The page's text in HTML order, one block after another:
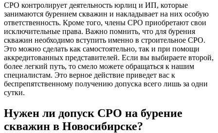
СРО контролирует деятельность юрлиц и ИП, которые
занимаются бурением скважин и накладывает на них особую
ответственность. Кроме того, члены СРО приобретают свои
исключительные права. Важно помнить, что для бурения
скважин необходимо вступить именно в строительное СРО.
Это можно сделать как самостоятельно, так и при помощи
аккредитованных представителей. Если вы выбираете второй,
более легкий путь, то смело можете обращаться к нашим
специалистам. Это верное действие приведет вас к
беспрепятственному получению допуска всего лишь за одни
сутки.
Нужен ли допуск СРО на бурение
скважин в Новосибирске?